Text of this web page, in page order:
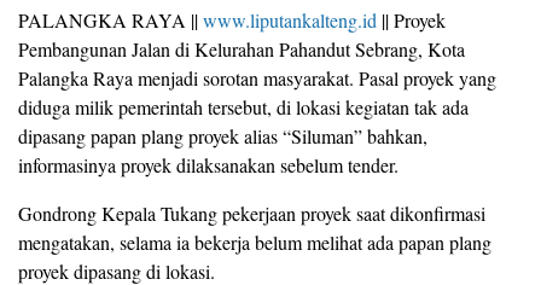
PALANGKA RAYA ||www.liputankalteng.id || Proyek
Pembangunan Jalan di Kelurahan Pahandut Sebrang, Kota
Palangka Raya menjadi sorotan masyarakat. Pasal proyek yang
diduga milik pemerintah tersebut, di lokasi kegiatan tak ada
dipasang papan plang proyek alias “Siluman” bahkan,
informasinya proyek dilaksanakan sebelum tender.
Gondrong Kepala Tukang pekerjaan proyek saat dikonfirmasi
mengatakan, selama ia bekerja belum melihat ada papan plang
proyek dipasang di lokasi.